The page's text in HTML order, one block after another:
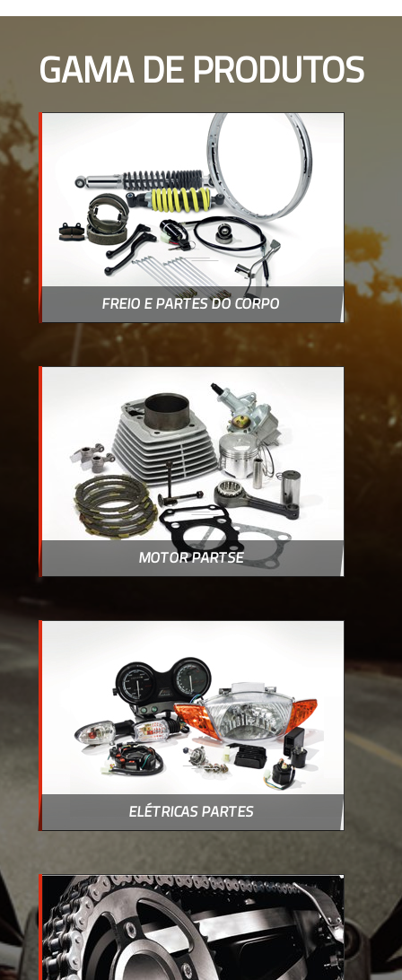
GAMA DE PRODUTOS
FREIO E PARTES DO CORPO
MOTOR PARTSE
ELÉTRICAS PARTES